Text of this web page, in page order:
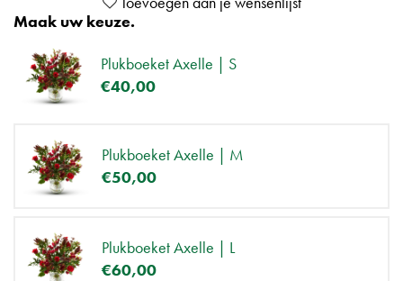
Maak uw keuze.
Plukboeket Axelle | S
€40,00
Plukboeket Axelle | M
€50,00
Plukboeket Axelle | L
€60,00